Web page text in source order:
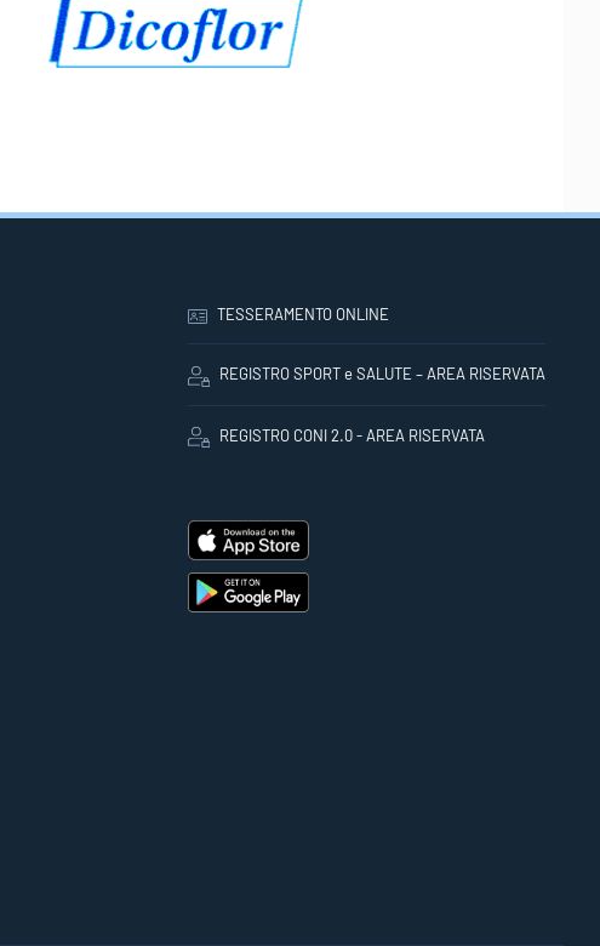
TESSERAMENTO ONLINE
REGISTRO SPORT e SALUTE – AREA RISERVATA
REGISTRO CONI 2.0 - AREA RISERVATA